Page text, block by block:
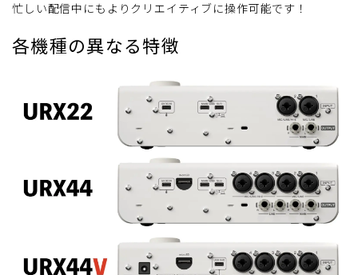
忙しい配信中にもよりクリエイティブに操作可能です！
各機種の異なる特徴